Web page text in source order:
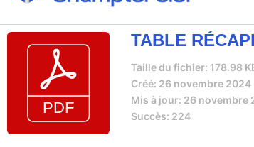
TABLE
Taille du fichier: 178.98
Créé: 26 novembre 2024
Mis à jour: 26 novembre
Succès: 224